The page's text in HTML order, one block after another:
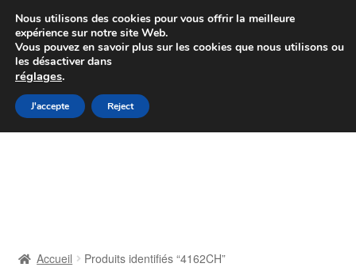
Colissimo livraison à partir de 7 EUR
Du lundi au vendredi de 9 h à 16 h
Aller
à
Aller
au
Accueil Produits identifiés “4162CH”
Nous utilisons des cookies pour vous offrir la meilleure
expérience sur notre site Web.
Vous pouvez en savoir plus sur les cookies que nous utilisons ou
les désactiver dans
réglages.
J'accepte Reject